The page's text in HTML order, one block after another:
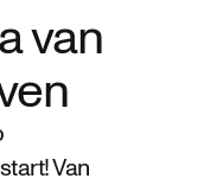
We werken binnen
maar
ruimte op.
en
krijgen.
van
Van